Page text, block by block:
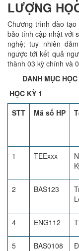
LƯỢNG
Chương trình đào
bảo tính cập nhật với
nghệ; tuy nhiên
ngược tới kết quả
thành 03 kỳ chính và
DANH MỤC
HỌC KỲ 1
STT
Mã số HP
1 TEExxx
2 BAS123
4 ENG112
5 BAS0108